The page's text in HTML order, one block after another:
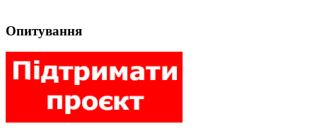
Опитування